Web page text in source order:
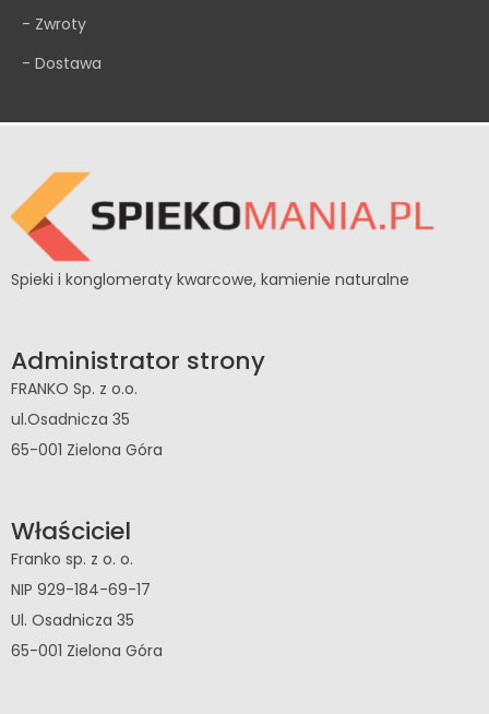
- Zwroty
- Dostawa
Spieki i konglomeraty kwarcowe, kamienie naturalne
Administrator strony
FRANKO Sp. z o.o.
ul.Osadnicza 35
65-001 Zielona Góra
Właściciel
Franko sp. z o. o.
NIP 929-184-69-17
Ul. Osadnicza 35
65-001 Zielona Góra